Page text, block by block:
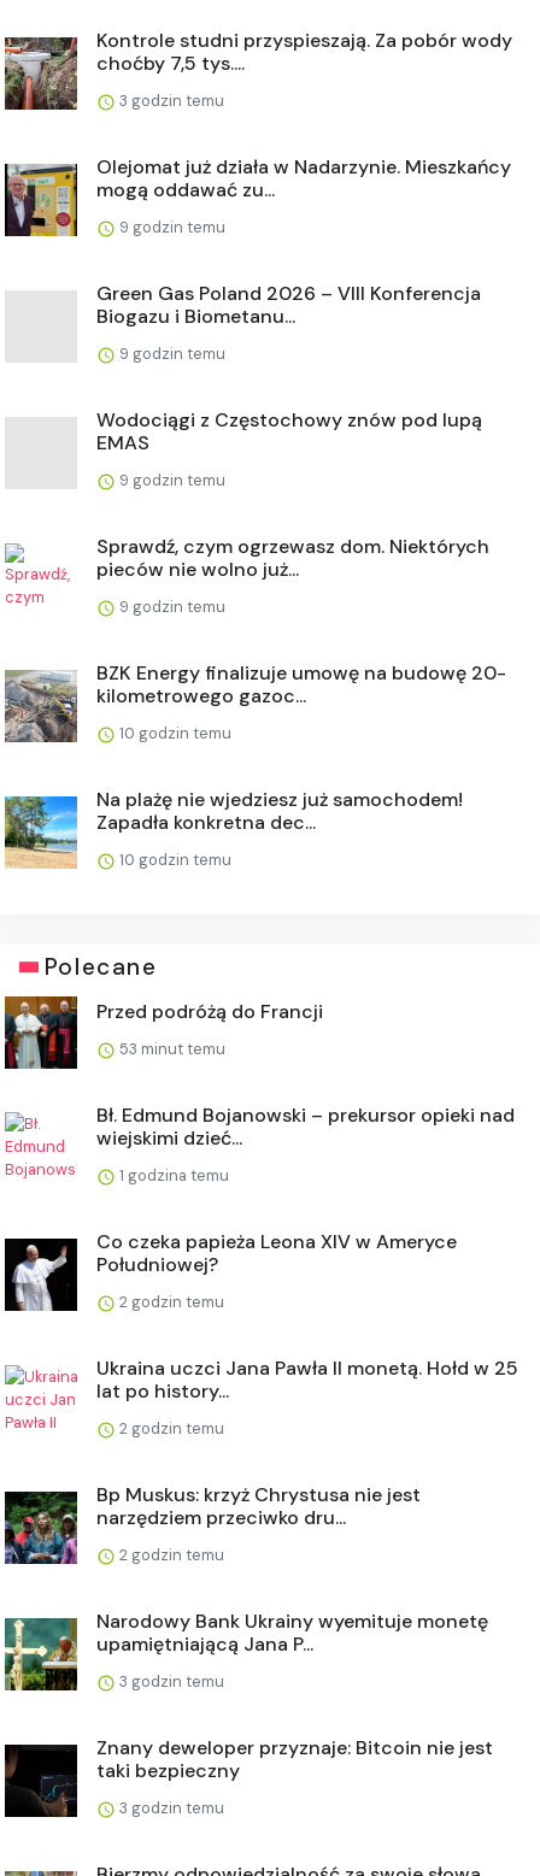
Kontrole studni przyspieszają. Za pobór wody
choćby 7,5 tys....
3 godzin temu
Olejomat już działa w Nadarzynie. Mieszkańcy
mogą oddawać zu...
9 godzin temu
Green Gas Poland 2026 – VIII Konferencja
Biogazu i Biometanu...
9 godzin temu
Wodociągi z Częstochowy znów pod lupą
EMAS
9 godzin temu
Sprawdź, czym ogrzewasz dom. Niektórych
pieców nie wolno już...
9 godzin temu
BZK Energy finalizuje umowę na budowę 20-
kilometrowego gazoc...
10 godzin temu
Na plażę nie wjedziesz już samochodem!
Zapadła konkretna dec...
10 godzin temu
Polecane
Przed podróżą do Francji
53 minut temu
Bł. Edmund Bojanowski – prekursor opieki nad
wiejskimi dzieć...
1 godzina temu
Co czeka papieża Leona XIV w Ameryce
Południowej?
2 godzin temu
Ukraina uczci Jana Pawła II monetą. Hołd w 25
lat po history...
2 godzin temu
Bp Muskus: krzyż Chrystusa nie jest
narzędziem przeciwko dru...
2 godzin temu
Narodowy Bank Ukrainy wyemituje monetę
upamiętniającą Jana P...
3 godzin temu
Znany deweloper przyznaje: Bitcoin nie jest
taki bezpieczny
3 godzin temu